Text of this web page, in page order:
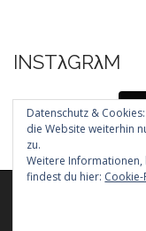
INSTλGRλM
The
Datenschutz &
die Website weiterhin
zu.
Weitere
findest du hier: Cookie-